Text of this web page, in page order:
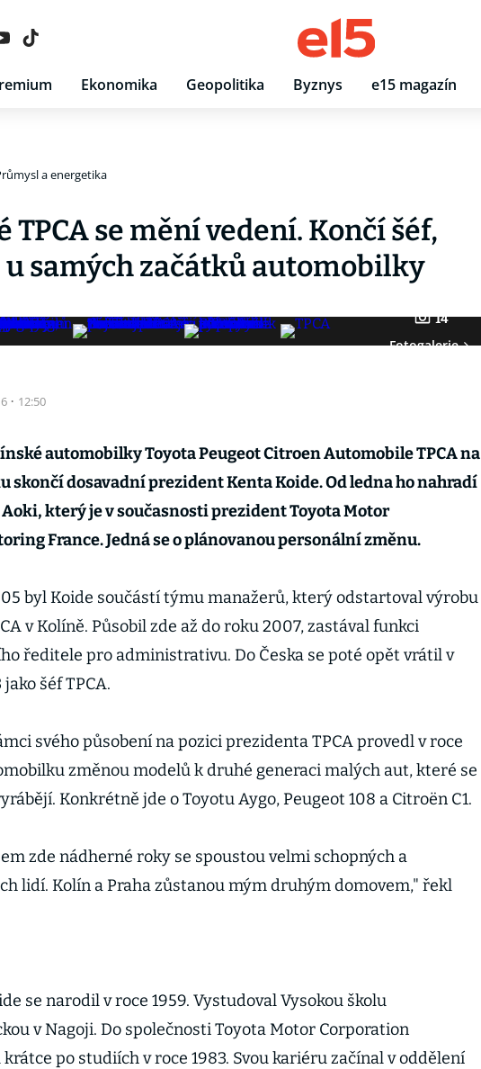
Ekonomika Geopolitika Byznys e15 magazín
a energetika
TPCA se mění vedení. Končí šéf,
samých začátků automobilky
14
Fotogalerie
· 12:50
automobilky Toyota Peugeot Citroen Automobile TPCA na
skončí dosavadní prezident Kenta Koide. Od ledna ho nahradí
který je v současnosti prezident Toyota Motor
France. Jedná se o plánovanou personální změnu.
byl Koide součástí týmu manažerů, který odstartoval výrobu
v Kolíně. Působil zde až do roku 2007, zastával funkci
ředitele pro administrativu. Do Česka se poté opět vrátil v
šéf TPCA.
svého působení na pozici prezidenta TPCA provedl v roce
změnou modelů k druhé generaci malých aut, které se
Konkrétně jde o Toyotu Aygo, Peugeot 108 a Citroën C1.
zde nádherné roky se spoustou velmi schopných a
lidí. Kolín a Praha zůstanou mým druhým domovem," řekl
se narodil v roce 1959. Vystudoval Vysokou školu
v Nagoji. Do společnosti Toyota Motor Corporation
po studiích v roce 1983. Svou kariéru začínal v oddělení